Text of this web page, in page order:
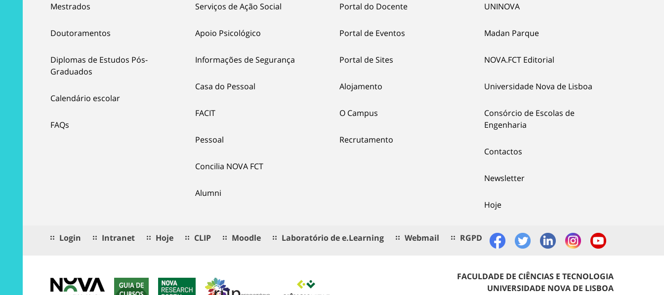
Mestrados
Doutoramentos
Diplomas de Estudos Pós-
Graduados
Calendário escolar
FAQs
Serviços de Ação Social
Apoio Psicológico
Informações de Segurança
Casa do Pessoal
FACIT
Pessoal
Concilia NOVA FCT
Alumni
Portal do Docente
Portal de Eventos
Portal de Sites
Alojamento
O Campus
Recrutamento
UNINOVA
Madan Parque
NOVA.FCT Editorial
Universidade Nova de Lisboa
Consórcio de Escolas de
Engenharia
Contactos
Newsletter
Hoje
Login Intranet Hoje CLIP Moodle Laboratório de e.Learning Webmail RGPD
FACULDADE DE CIÊNCIAS E TECNOLOGIA
UNIVERSIDADE NOVA DE LISBOA